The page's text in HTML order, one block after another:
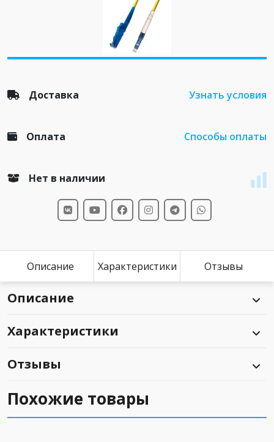
Доставка Узнать условия
Оплата Способы оплаты
Нет в наличии
Описание Характеристики Отзывы
Описание
Характеристики
Отзывы
Похожие товары